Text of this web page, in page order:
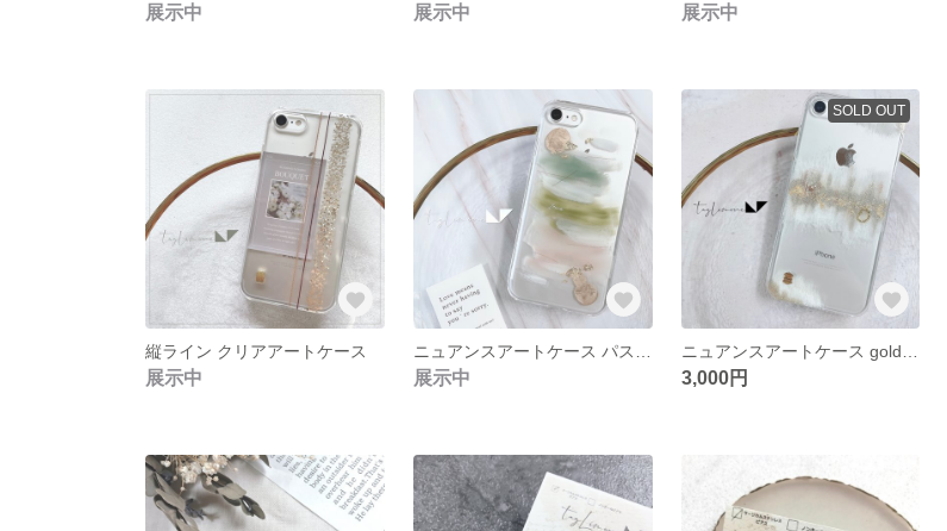
展示中 展示中 展示中
縦ライン クリアアートケース
展示中 展示中
SOLD OUT
3,000円